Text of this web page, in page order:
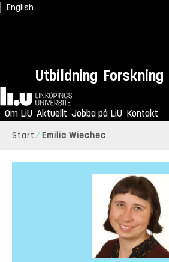
English
Utbildning Forskning
Hem
Om LiU Aktuellt Jobba på LiU Kontakt
Start Emilia Wiechec